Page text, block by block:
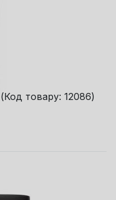
(Код товару: 12086)